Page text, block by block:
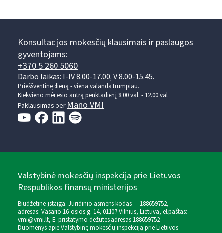
Konsultacijos mokesčių klausimais ir paslaugos
gyventojams:
+370 5 260 5060
Darbo laikas: I-IV 8.00-17.00, V 8.00-15.45.
Prieššventinę dieną - viena valanda trumpiau.
Kiekvieno mėnesio antrą penktadienį 8.00 val. - 12.00 val.
Paklausimas per Mano VMI
Valstybinė mokesčių inspekcija prie Lietuvos
Respublikos finansų ministerijos
Biudžetinė įstaiga. Juridinio asmens kodas — 188659752,
adresas: Vasario 16-osios g. 14, 01107 Vilnius, Lietuva, el.paštas:
vmi@vmi.lt, E. pristatymo dėžutės adresas 188659752
Duomenys apie Valstybinę mokesčių inspekciją prie Lietuvos